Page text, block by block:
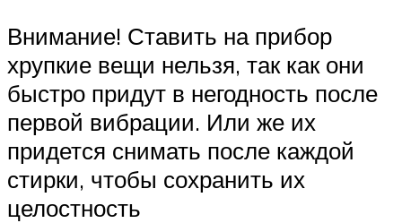
Внимание! Ставить на прибор
хрупкие вещи нельзя, так как они
быстро придут в негодность после
первой вибрации. Или же их
придется снимать после каждой
стирки, чтобы сохранить их
целостность